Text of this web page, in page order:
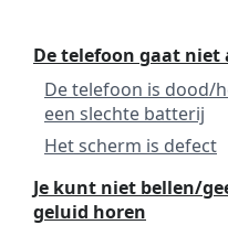
De telefoon gaat niet
De telefoon is dood/
een slechte batterij
Het scherm is defect
Je kunt niet bellen/
geluid horen